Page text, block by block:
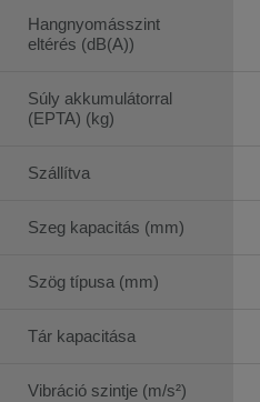
Hangnyomásszint
eltérés (dB(A))
Súly akkumulátorral
(EPTA) (kg)
Szállítva
Szeg kapacitás (mm)
Szög típusa (mm)
Tár kapacitása
Vibráció szintje (m/s²)